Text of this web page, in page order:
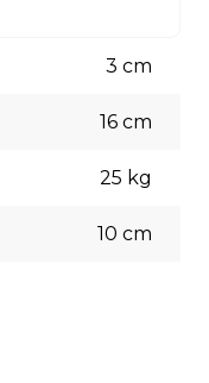
Você pode
às suas
3 cm
16 cm
25 kg
10 cm